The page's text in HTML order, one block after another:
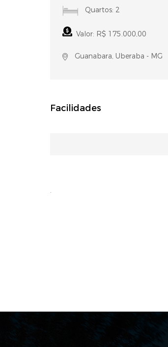
Quartos: 2
Valor: R$ 175.000,00
Guanabara, Uberaba - MG
Facilidades
.